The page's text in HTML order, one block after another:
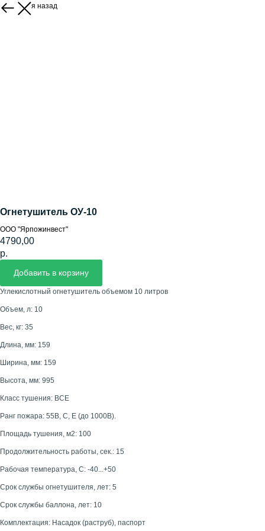
Вернуться назад
Огнетушитель ОУ-10
ООО "Ярпожинвест"
4790,00
р.
Добавить в корзину
Углекислотный огнетушитель объемом 10 литров
Объем, л: 10
Вес, кг: 35
Длина, мм: 159
Ширина, мм: 159
Высота, мм: 995
Класс тушения: BCE
Ранг пожара: 55В, С, Е (до 1000В).
Площадь тушения, м2: 100
Продолжительность работы, сек.: 15
Рабочая температура, С: -40...+50
Срок службы огнетушителя, лет: 5
Срок службы баллона, лет: 10
Комплектация: Насадок (раструб), паспорт